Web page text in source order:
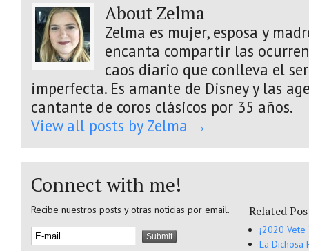
About Zelma
Zelma es mujer, esposa y
encanta compartir las
caos diario que conlleva el
imperfecta. Es amante de Disney y las
cantante de coros clásicos por 35 años.
View all posts by Zelma →
Connect with me!
Recibe nuestros posts y otras noticias por email. Related
¡2020 Vete
La Dichosa